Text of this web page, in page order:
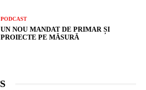
PODCAST
UN NOU MANDAT DE PRIMAR ȘI
PROIECTE PE MĂSURĂ